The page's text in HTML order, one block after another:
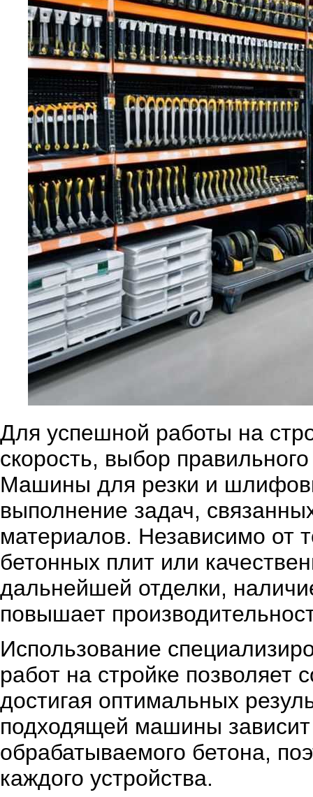
Для успешной работы на
скорость, выбор
Машины для резки и
выполнение задач,
материалов. Независимо от
бетонных плит или
дальнейшей отделки,
повышает
Использование
работ на стройке позволяет
достигая оптимальных
подходящей машины
обрабатываемого бетона,
каждого устройства.